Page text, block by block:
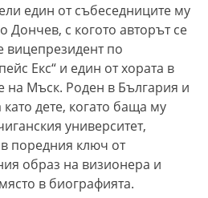
един от събеседниците му
Дончев, с когото авторът се
вицепрезидент по
Екс“ и един от хората в
на Мъск. Роден в България и
дете, когато баща му
университет,
поредния ключ от
образ на визионера и
в биографията.